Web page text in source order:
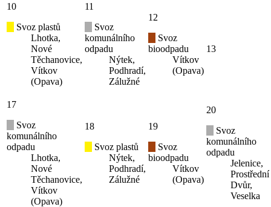
10
Svoz plastů
Lhotka,
Nové
Těchanovice,
Vítkov
(Opava)
11
Svoz
komunálního
odpadu
Nýtek,
Podhradí,
Zálužné
12
Svoz
bioodpadu
Vítkov
(Opava)
13
17
Svoz
komunálního
odpadu
Lhotka,
Nové
Těchanovice,
Vítkov
(Opava)
18
Svoz plastů
Nýtek,
Podhradí,
Zálužné
19
Svoz
bioodpadu
Vítkov
(Opava)
20
Svoz
komunálního
odpadu
Jelenice,
Prostřední
Dvůr,
Veselka